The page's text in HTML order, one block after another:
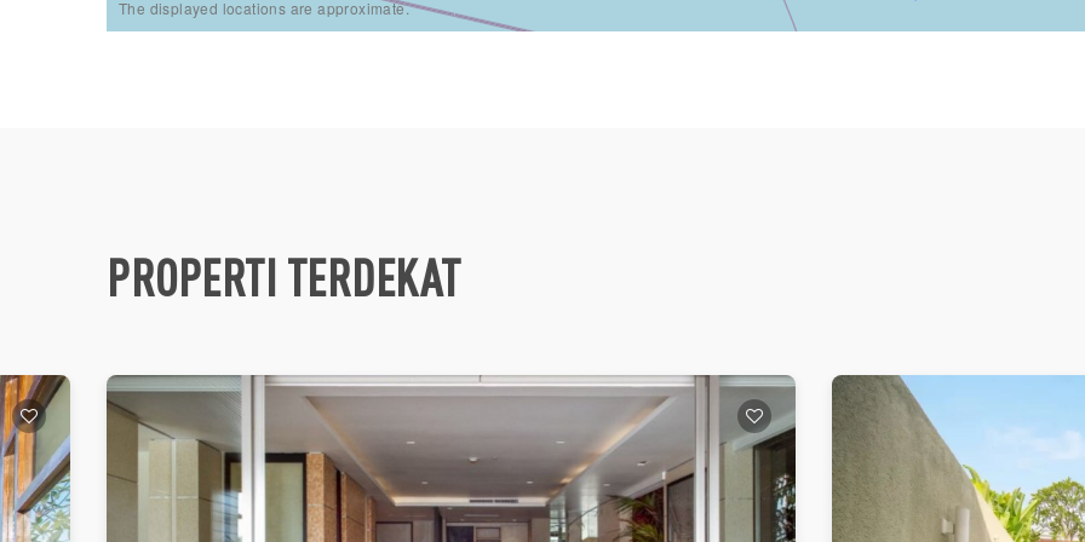
The displayed locations are approximate.
PROPERTI TERDEKAT